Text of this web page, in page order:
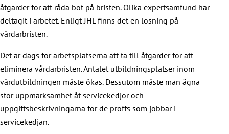
åtgärder för att råda bot på bristen. Olika expertsamfund har
deltagit i arbetet. Enligt JHL finns det en lösning på
vårdarbristen.
Det är dags för arbetsplatserna att ta till åtgärder för att
eliminera vårdarbristen. Antalet utbildningsplatser inom
vårdutbildningen måste ökas. Dessutom måste man ägna
stor uppmärksamhet åt servicekedjor och
uppgiftsbeskrivningarna för de proffs som jobbar i
servicekedjan.